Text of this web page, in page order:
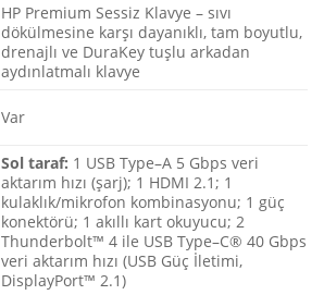
HP Premium Sessiz Klavye – sıvı
dökülmesine karşı dayanıklı, tam boyutlu,
drenajlı ve DuraKey tuşlu arkadan
aydınlatmalı klavye
Var
Sol taraf: 1 USB Type–A 5 Gbps veri
aktarım hızı (şarj); 1 HDMI 2.1 ; 1
kulaklık/mikrofon kombinasyonu; 1 güç
konektörü; 1 akıllı kart okuyucu; 2
Thunderbolt™ 4 ile USB Type–C® 40 Gbps
veriaktarım hızı (USB Güç İletimi,
DisplayPort™ 2.1)